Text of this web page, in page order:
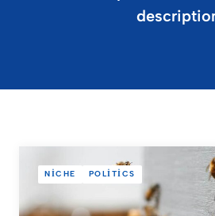
NICHE POLITICS